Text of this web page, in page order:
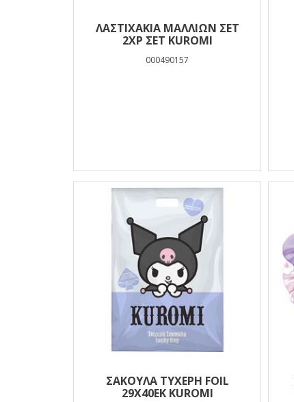
ΛΑΣΤΙΧΑΚΙΑ ΜΑΛΛΙΩΝ ΣΕΤ
2ΧΡ ΣΕΤ KUROMI
000490157
ΣΑΚΟΥΛΑ ΤΥΧΕΡΗ FOIL
29X40EK KUROMI